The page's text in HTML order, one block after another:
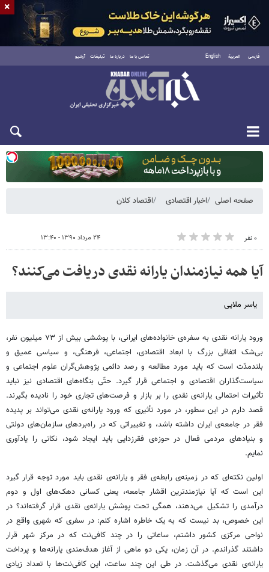
فارسی العربية English تماس با ما درباره ما تبلیغات آرشیو
یکشنبه ۱۸ مرداد ۱۴۰۵
صفحه اصلی اخبار اقتصادی اقتصاد کلان
۰ نفر ۲۴ مرداد ۱۳۹۰ - ۱۳:۴۰
آیا همه‌ نیازمندان یارانه‌ نقدی دریافت می‌کنند؟
یاسر ملایی
ورود یارانه‌ نقدی به سفره‌ی خانواده‌های ایرانی، با پوششی بیش از ۷۳ میلیون نفر،
بی‌شک اتفاقی بزرگ با ابعاد اقتصادی، اجتماعی، فرهنگی، و سیاسی عمیق و
بلندمدّت است که باید مورد مطالعه‌ و رصد دائمی پژوهش‌گران علوم اجتماعی و
سیاست‌گذاران اقتصادی و اجتماعی قرار گیرد. حتّی بنگاه‌های اقتصادی نیز نباید
تأثیرات احتمالی یارانه‌ی نقدی را بر بازار و فرصت‌های تجاری خود را نادیده بگیرند.
قصد دارم در این سطور، در مورد تأثیری که ورود یارانه‌ی نقدی می‌تواند بر پدیده
فقر در جامعه‌ی ایران داشته باشد، و تغییراتی که در راه‌بردهای سازمان‌های دولتی
و بنیادهای مردمی فعال در حوزه‌ی فقرزدایی باید ایجاد شود، نکاتی را یادآوری
نمایم.
اولین نکته‌ای که در زمینه‌ی رابطه‌ی فقر و یارانه‌ی نقدی باید مورد توجه قرار گیرد
این است که آیا نیازمندترین اقشار جامعه، یعنی کسانی دهک‌های اول و دوم
درآمدی را تشکیل می‌دهند، همگی تحت پوشش یارانه‌ی نقدی قرار گرفته‌اند؟ در
این خصوص، بد نیست که به یک خاطره اشاره کنم: در سفری که شهری واقع در
نواحی مرکزی کشور داشتم، ساعاتی را در چند کافی‌نت که در مرکز شهر قرار
داشتند گذراندم. در آن زمان، یکی دو ماهی از آغاز هدف‌مندی یارانه‌ها و پرداخت
یارانه‌ی نقدی می‌گذشت. در طی این چند ساعت، این کافی‌نت‌ها با تعداد زیادی
×